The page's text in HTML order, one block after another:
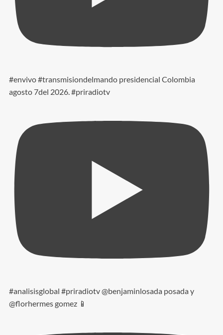
#envivo #transmisiondelmando presidencial Colombia
agosto 7del 2026. #priradiotv
#analisisglobal #priradiotv @benjaminlosada posada y
@florhermes gomez 📱